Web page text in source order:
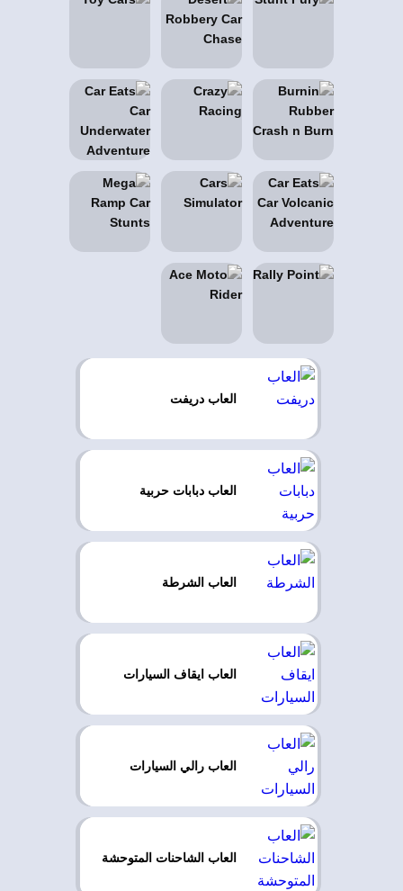
العاب دريفت
العاب دبابات حربية
العاب الشرطة
العاب ايقاف السيارات
العاب رالي السيارات
العاب الشاحنات المتوحشة